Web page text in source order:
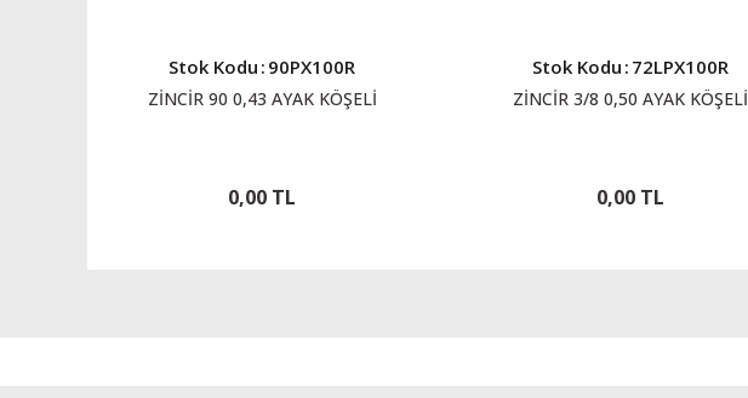
Stok Kodu : 90PX100R
ZİNCİR 90 0,43 AYAK KÖŞELİ
0,00 TL
Stok Kodu : 72LPX100R
ZİNCİR 3/8 0,50 AYAK KÖŞELİ
0,00 TL